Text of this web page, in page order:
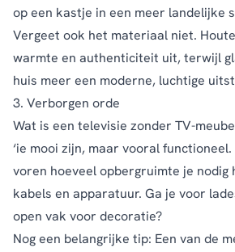
op een kastje in een meer landelijke
Vergeet ook het materiaal niet.
warmte en authenticiteit uit, terwijl
huis meer een moderne, luchtige
3. Verborgen orde
Wat is een televisie zonder TV-
‘ie mooi zijn, maar vooral
voren hoeveel opbergruimte je nodig
kabels en apparatuur. Ga je voor
open vak voor decoratie?
Nog een belangrijke tip: Een van de